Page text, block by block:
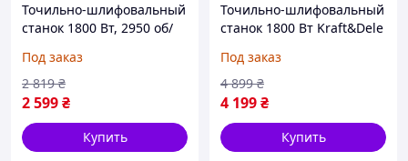
Точильно-шлифовальный
станок 1800 Вт, 2950 об/
шлифовальный заточный
станок
Под заказ
2 599₴
2 819 ₴
Купить
Точильно-шлифовальный
станок 1800 Вт Kraft&Dele
заточный станок для
инструмента
Под заказ
4 199₴
4 899 ₴
Купить